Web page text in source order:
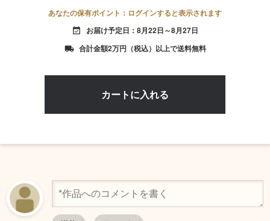
あなたの保有ポイント：ログインすると表示されます
event_available お届け予定日：8月22日～8月27日
local_shipping 合計金額2万円（税込）以上で送料無料